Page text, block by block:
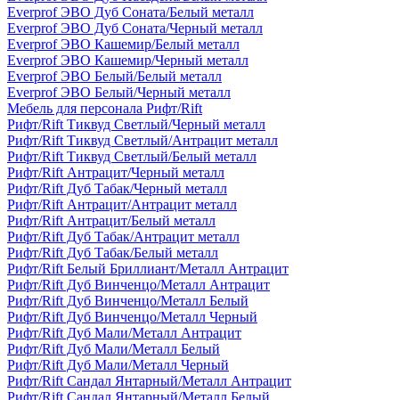
Everprof ЭВО Дуб Соната/Белый металл
Everprof ЭВО Дуб Соната/Черный металл
Everprof ЭВО Кашемир/Белый металл
Everprof ЭВО Кашемир/Черный металл
Everprof ЭВО Белый/Белый металл
Everprof ЭВО Белый/Черный металл
Мебель для персонала Рифт/Rift
Рифт/Rift Тиквуд Светлый/Черный металл
Рифт/Rift Тиквуд Светлый/Антрацит металл
Рифт/Rift Тиквуд Светлый/Белый металл
Рифт/Rift Антрацит/Черный металл
Рифт/Rift Дуб Табак/Черный металл
Рифт/Rift Антрацит/Антрацит металл
Рифт/Rift Антрацит/Белый металл
Рифт/Rift Дуб Табак/Антрацит металл
Рифт/Rift Дуб Табак/Белый металл
Рифт/Rift Белый Бриллиант/Металл Антрацит
Рифт/Rift Дуб Винченцо/Металл Антрацит
Рифт/Rift Дуб Винченцо/Металл Белый
Рифт/Rift Дуб Винченцо/Металл Черный
Рифт/Rift Дуб Мали/Металл Антрацит
Рифт/Rift Дуб Мали/Металл Белый
Рифт/Rift Дуб Мали/Металл Черный
Рифт/Rift Сандал Янтарный/Металл Антрацит
Рифт/Rift Сандал Янтарный/Металл Белый